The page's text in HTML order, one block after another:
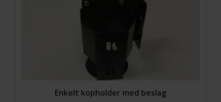
Enkelt kopholder med beslag